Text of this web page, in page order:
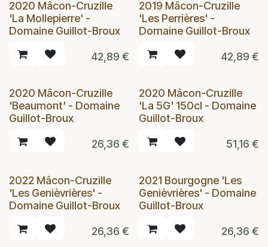
2020 Mâcon-Cruzille
'La Mollepierre' -
Domaine Guillot-Broux
42,89 €
2019 Mâcon-Cruzille
'Les Perrières' -
Domaine Guillot-Broux
42,89 €
2020 Mâcon-Cruzille
'Beaumont' - Domaine
Guillot-Broux
26,36 €
2020 Mâcon-Cruzille
'La 5G' 150cl - Domaine
Guillot-Broux
51,16 €
2022 Mâcon-Cruzille
'Les Genièvrières' -
Domaine Guillot-Broux
26,36 €
2021 Bourgogne 'Les
Genièvrières' - Domaine
Guillot-Broux
26,36 €